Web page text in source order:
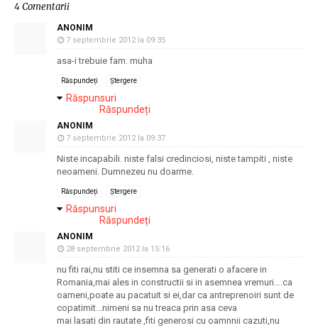
4 Comentarii
ANONIM
7 septembrie 2012 la 09:35
asa-i trebuie fam. muha
Răspundeți Ștergere
Răspunsuri
Răspundeți
ANONIM
7 septembrie 2012 la 09:37
Niste incapabili. niste falsi credinciosi, niste tampiti , niste
neoameni. Dumnezeu nu doarme.
Răspundeți Ștergere
Răspunsuri
Răspundeți
ANONIM
28 septembrie 2012 la 15:16
nu fiti rai,nu stiti ce insemna sa generati o afacere in
Romania,mai ales in constructii si in asemnea vremuri....ca
oameni,poate au pacatuit si ei,dar ca antreprenoiri sunt de
copatimit...nimeni sa nu treaca prin asa ceva
mai lasati din rautate ,fiti generosi cu oamnnii cazuti,nu